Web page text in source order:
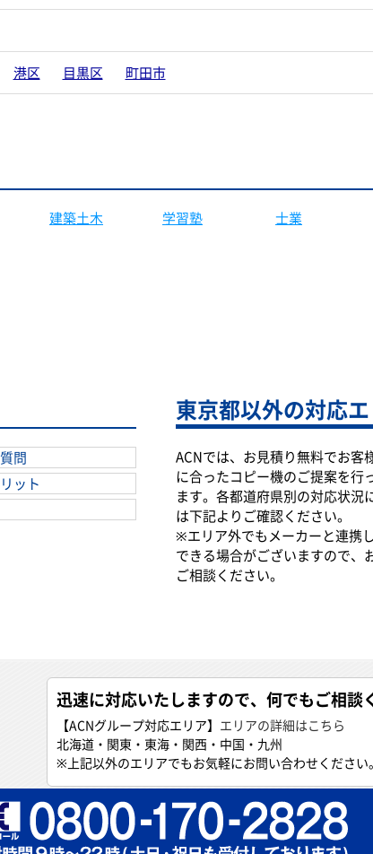
港区 目黒区 町田市
建築土木 学習塾 士業
問
ット
東京都以外の対応
ACNでは、お見積り無料でお客
に合ったコピー機のご提案を行
ます。各都道府県別の対応状況
は下記よりご確認ください。
※エリア外でもメーカーと連携
できる場合がございますので、
ご相談ください。
迅速に対応いたしますので、何でもご相談
【ACNグループ対応エリア】 エリアの詳細はこちら
北海道・関東・東海・関西・中国・九州
※上記以外のエリアでもお気軽にお問い合わせください。